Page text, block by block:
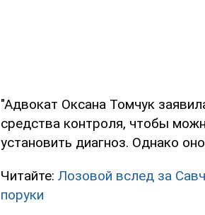
"Адвокат Оксана Томчук
средства контроля, чтобы
установить диагноз. Однако
Читайте: Лозовой вслед за
поруки